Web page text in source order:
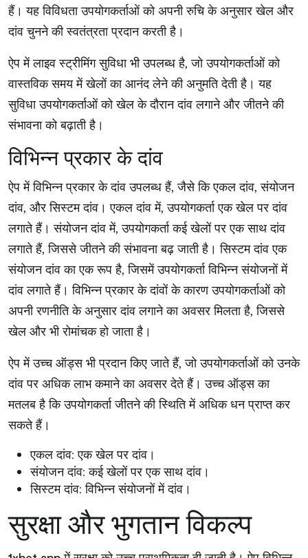
हैं। यह विविधता उपयोगकर्ताओं को अपनी रुचि के अनुसार खेल और
दांव चुनने की स्वतंत्रता प्रदान करती है।
ऐप में लाइव स्ट्रीमिंग सुविधा भी उपलब्ध है, जो उपयोगकर्ताओं को
वास्तविक समय में खेलों का आनंद लेने की अनुमति देती है। यह
सुविधा उपयोगकर्ताओं को खेल के दौरान दांव लगाने और जीतने की
संभावना को बढ़ाती है।
विभिन्न प्रकार के दांव
ऐप में विभिन्न प्रकार के दांव उपलब्ध हैं, जैसे कि एकल दांव, संयोजन
दांव, और सिस्टम दांव। एकल दांव में, उपयोगकर्ता एक खेल पर दांव
लगाते हैं। संयोजन दांव में, उपयोगकर्ता कई खेलों पर एक साथ दांव
लगाते हैं, जिससे जीतने की संभावना बढ़ जाती है। सिस्टम दांव एक
संयोजन दांव का एक रूप है, जिसमें उपयोगकर्ता विभिन्न संयोजनों में
दांव लगाते हैं। विभिन्न प्रकार के दांवों के कारण उपयोगकर्ताओं को
अपनी रणनीति के अनुसार दांव लगाने का अवसर मिलता है, जिससे
खेल और भी रोमांचक हो जाता है।
ऐप में उच्च ऑड्स भी प्रदान किए जाते हैं, जो उपयोगकर्ताओं को उनके
दांव पर अधिक लाभ कमाने का अवसर देते हैं। उच्च ऑड्स का
मतलब है कि उपयोगकर्ता जीतने की स्थिति में अधिक धन प्राप्त कर
सकते हैं।
एकल दांव: एक खेल पर दांव।
संयोजन दांव: कई खेलों पर एक साथ दांव।
सिस्टम दांव: विभिन्न संयोजनों में दांव।
सुरक्षा और भुगतान विकल्प